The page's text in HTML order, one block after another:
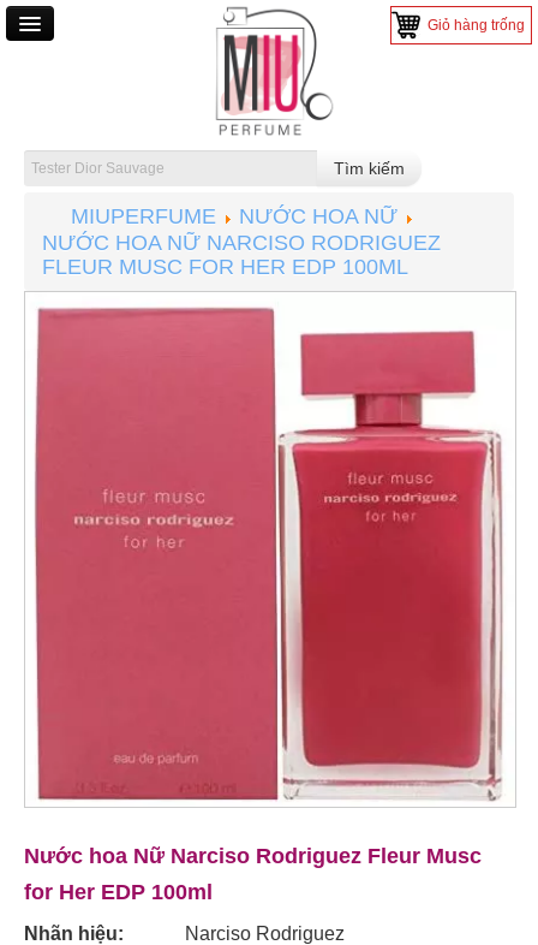
Giỏ hàng trống
NƯỚC HOA NAM
NƯỚC HOA NỮ
NƯỚC HOA MINI
NƯỚC HOA TESTER
MỸ PHẨM
CHĂM SÓC DA
MIUPERFUME
NƯỚC HOA NỮ
NƯỚC HOA NỮ NARCISO RODRIGUEZ
FLEUR MUSC FOR HER EDP 100ML
Nước hoa Nữ Narciso Rodriguez Fleur Musc
for Her EDP 100ml
Nhãn hiệu:
Narciso Rodriguez